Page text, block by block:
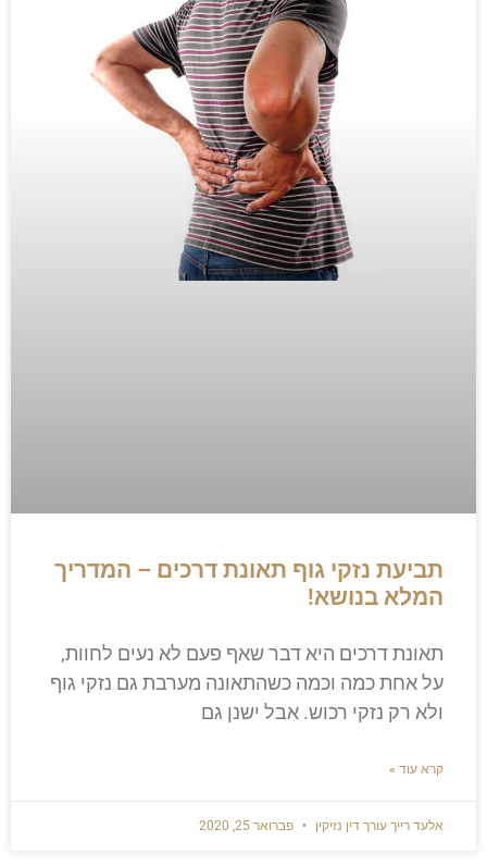
תביעת נזקי גוף תאונת דרכים – המדריך
המלא בנושא!
תאונת דרכים היא דבר שאף פעם לא נעים לחוות,
על אחת כמה וכמה כשהתאונה מערבת גם נזקי גוף
ולא רק נזקי רכוש. אבל ישנן גם
קרא עוד »
אלעד רייך עורך דין נזיקין פברואר 25, 2020